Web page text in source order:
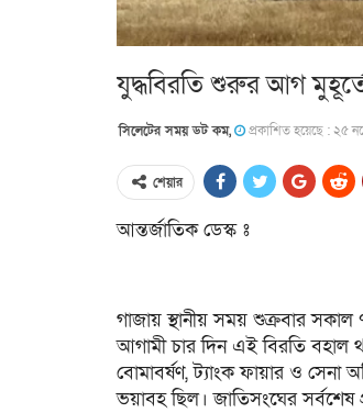
যুদ্ধবিরতি শুরুর আগ
সিলেটের সময় ডট কম, প্রকাশিত হয়েছে : ২৫
শেয়ার
আন্তর্জাতিক ডেস্ক ঃ
গাজায় স্থানীয় সময় শুক্রবার
আগামী চার দিন এই বিরতি বহাল
বোমাবর্ষণ, ট্যাংক ফায়ার ও সেনা
ভয়াবহ ছিল। জাতিসংঘের